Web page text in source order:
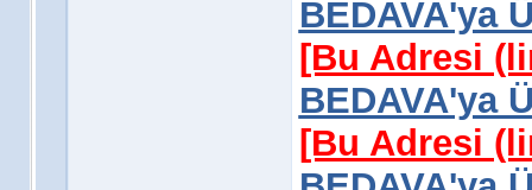
BEDAVA'ya
[Bu Adresi
BEDAVA'ya
[Bu Adresi